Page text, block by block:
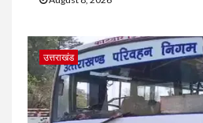
उत्तराखंड